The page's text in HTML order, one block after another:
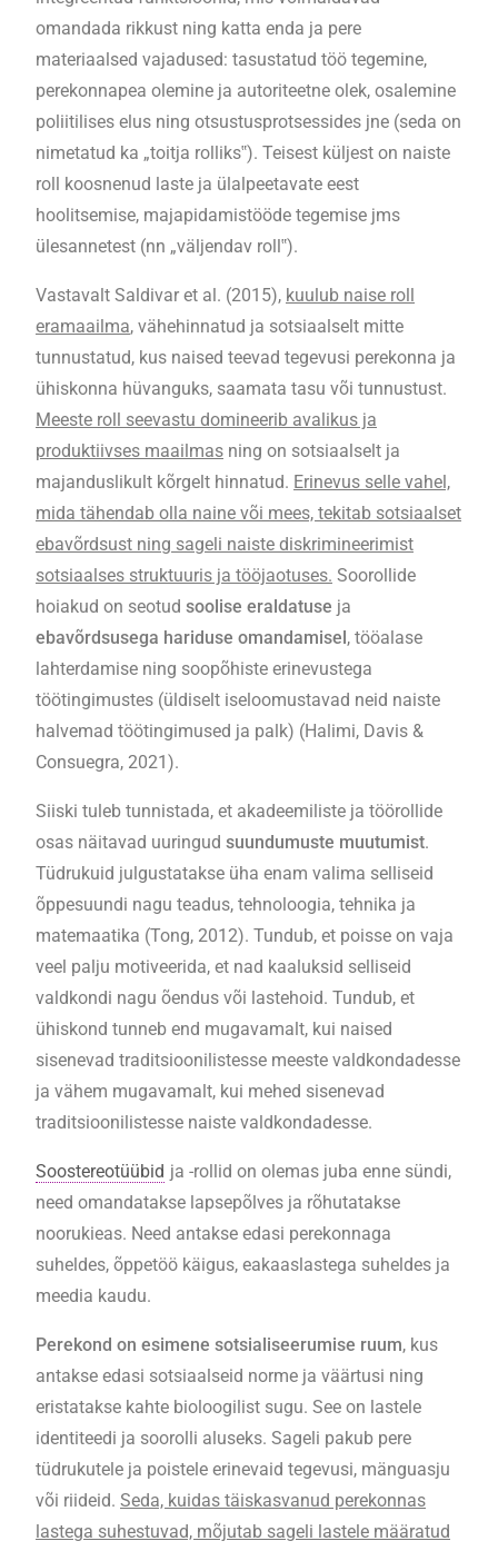
omandada rikkust ning katta enda ja pere
materiaalsed vajadused: tasustatud töö tegemine,
perekonnapea olemine ja autoriteetne olek, osalemine
poliitilises elus ning otsustusprotsessides jne (seda on
nimetatud ka „toitja rolliks‟). Teisest küljest on naiste
roll koosnenud laste ja ülalpeetavate eest
hoolitsemise, majapidamistööde tegemise jms
ülesannetest (nn „väljendav roll‟).
Vastavalt Saldivar et al. (2015), kuulub naise roll
eramaailma, vähehinnatud ja sotsiaalselt mitte
tunnustatud, kus naised teevad tegevusi perekonna ja
ühiskonna hüvanguks, saamata tasu või tunnustust.
Meeste roll seevastu domineerib avalikus ja
produktiivses maailmas ning on sotsiaalselt ja
majanduslikult kõrgelt hinnatud. Erinevus selle vahel,
mida tähendab olla naine või mees, tekitab sotsiaalset
ebavõrdsust ning sageli naiste diskrimineerimist
sotsiaalses struktuuris ja tööjaotuses. Soorollide
hoiakud on seotud soolise eraldatuse ja
ebavõrdsusega hariduse omandamisel, tööalase
lahterdamise ning soopõhiste erinevustega
töötingimustes (üldiselt iseloomustavad neid naiste
halvemad töötingimused ja palk) (Halimi, Davis &
Consuegra, 2021).
Siiski tuleb tunnistada, et akadeemiliste ja töörollide
osas näitavad uuringud suundumuste muutumist.
Tüdrukuid julgustatakse üha enam valima selliseid
õppesuundi nagu teadus, tehnoloogia, tehnika ja
matemaatika (Tong, 2012). Tundub, et poisse on vaja
veel palju motiveerida, et nad kaaluksid selliseid
valdkondi nagu õendus või lastehoid. Tundub, et
ühiskond tunneb end mugavamalt, kui naised
sisenevad traditsioonilistesse meeste valdkondadesse
ja vähem mugavamalt, kui mehed sisenevad
traditsioonilistesse naiste valdkondadesse.
Soostereotüübid ja -rollid on olemas juba enne sündi,
need omandatakse lapsepõlves ja rõhutatakse
noorukieas. Need antakse edasi perekonnaga
suheldes, õppetöö käigus, eakaaslastega suheldes ja
meedia kaudu.
Perekond on esimene sotsialiseerumise ruum, kus
antakse edasi sotsiaalseid norme ja väärtusi ning
eristatakse kahte bioloogilist sugu. See on lastele
identiteedi ja soorolli aluseks. Sageli pakub pere
tüdrukutele ja poistele erinevaid tegevusi, mänguasju
või riideid. Seda, kuidas täiskasvanud perekonnas
lastega suhestuvad, mõjutab sageli lastele määratud